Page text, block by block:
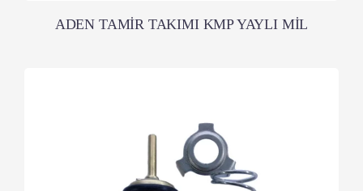
ADEN TAMİR TAKIMI KMP YAYLI MİL